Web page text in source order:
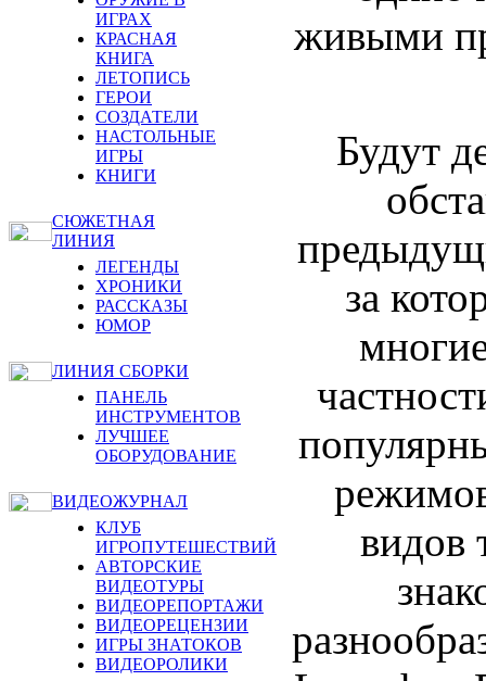
ИГРАХ
КРАСНАЯ
КНИГА
ЛЕТОПИСЬ
ГЕРОИ
СОЗДАТЕЛИ
НАСТОЛЬНЫЕ
ИГРЫ
КНИГИ
СЮЖЕТНАЯ
ЛИНИЯ
ЛЕГЕНДЫ
ХРОНИКИ
РАССКАЗЫ
ЮМОР
ЛИНИЯ СБОРКИ
ПАНЕЛЬ
ИНСТРУМЕНТОВ
ЛУЧШЕЕ
ОБОРУДОВАНИЕ
ВИДЕОЖУРНАЛ
КЛУБ
ИГРОПУТЕШЕСТВИЙ
АВТОРСКИЕ
ВИДЕОТУРЫ
ВИДЕОРЕПОРТАЖИ
ВИДЕОРЕЦЕНЗИИ
ИГРЫ ЗНАТОКОВ
ВИДЕОРОЛИКИ
живыми
Будут
за
видов